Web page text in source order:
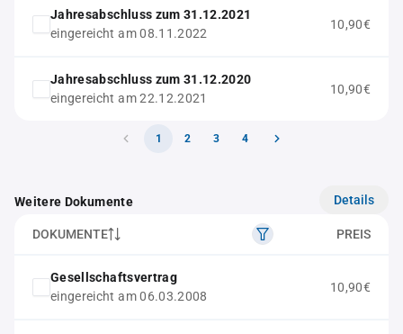
Jahresabschluss zum 31.12.2021
eingereicht am 08.11.2022
10,90€
Jahresabschluss zum 31.12.2020
eingereicht am 22.12.2021
10,90€
1 2 3 4
Weitere Dokumente Details
DOKUMENTE PREIS
Gesellschaftsvertrag
eingereicht am 06.03.2008
10,90€